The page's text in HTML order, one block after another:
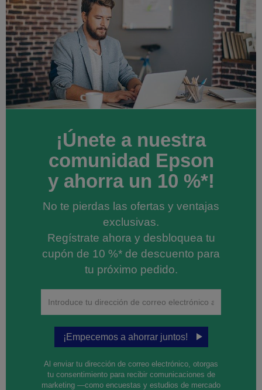
¡Únete a nuestra
comunidad Epson
y ahorra un 10 %*!
No te pierdas las ofertas y ventajas
exclusivas.
Regístrate ahora y desbloquea tu
cupón de 10 %* de descuento para
tu próximo pedido.
¡Empecemos a ahorrar juntos!
Al enviar tu dirección de correo electrónico, otorgas
tu consentimiento para recibir comunicaciones de
marketing —como encuestas y estudios de mercado